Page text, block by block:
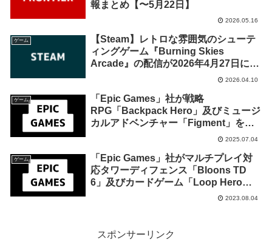
報まとめ【〜5月22日】
2026.05.16
ゲーム
【Steam】レトロな雰囲気のシューテ
ィングゲーム『Burning Skies
Arcade』の配信が2026年4月27日に終
2026.04.10
ゲーム
「Epic Games」社が戦略
RPG「Backpack Hero」及びミュージ
カルアドベンチャー「Figment」を来
週2025年7月10日までの期間限定で無
2025.07.04
ゲーム
「Epic Games」社がマルチプレイ対
応タワーディフェンス「Bloons TD
6」及びカードゲーム「Loop Hero」
を来週2023年8月10日終日までの期間
2023.08.04
スポンサーリンク